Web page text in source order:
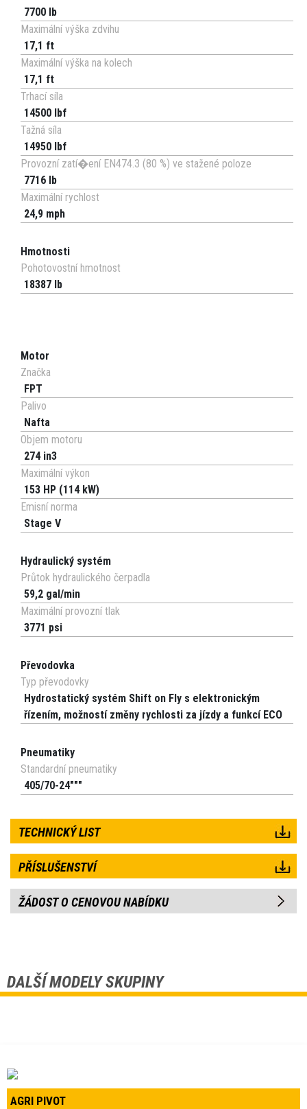
7700 lb
Maximální výška zdvihu
17,1 ft
Maximální výška na kolech
17,1 ft
Trhací síla
14500 lbf
Tažná síla
14950 lbf
Provozní zatí�ení EN474.3 (80 %) ve stažené poloze
7716 lb
Maximální rychlost
24,9 mph
Hmotnosti
Pohotovostní hmotnost
18387 lb
Motor
Značka
FPT
Palivo
Nafta
Objem motoru
274 in3
Maximální výkon
153 HP (114 kW)
Emisní norma
Stage V
Hydraulický systém
Průtok hydraulického čerpadla
59,2 gal/min
Maximální provozní tlak
3771 psi
Převodovka
Typ převodovky
Hydrostatický systém Shift on Fly s elektronickým
řízením, možností změny rychlosti za jízdy a funkcí ECO
Pneumatiky
Standardní pneumatiky
405/70-24"""
TECHNICKÝ LIST
PŘÍSLUŠENSTVÍ
ŽÁDOST O CENOVOU NABÍDKU
DALŠÍ MODELY SKUPINY
AGRI PIVOT